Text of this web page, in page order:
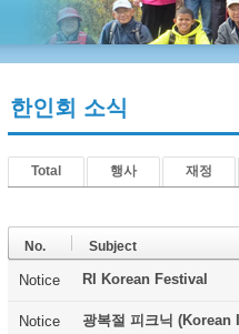
한인회 소식
Total 행사 재정
No. Subject
Notice RI Korean Festival
Notice 광복절 피크닉